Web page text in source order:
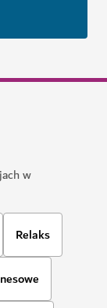
w
Relaks